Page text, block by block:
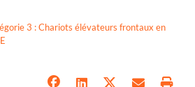
3 : Chariots élévateurs frontaux en